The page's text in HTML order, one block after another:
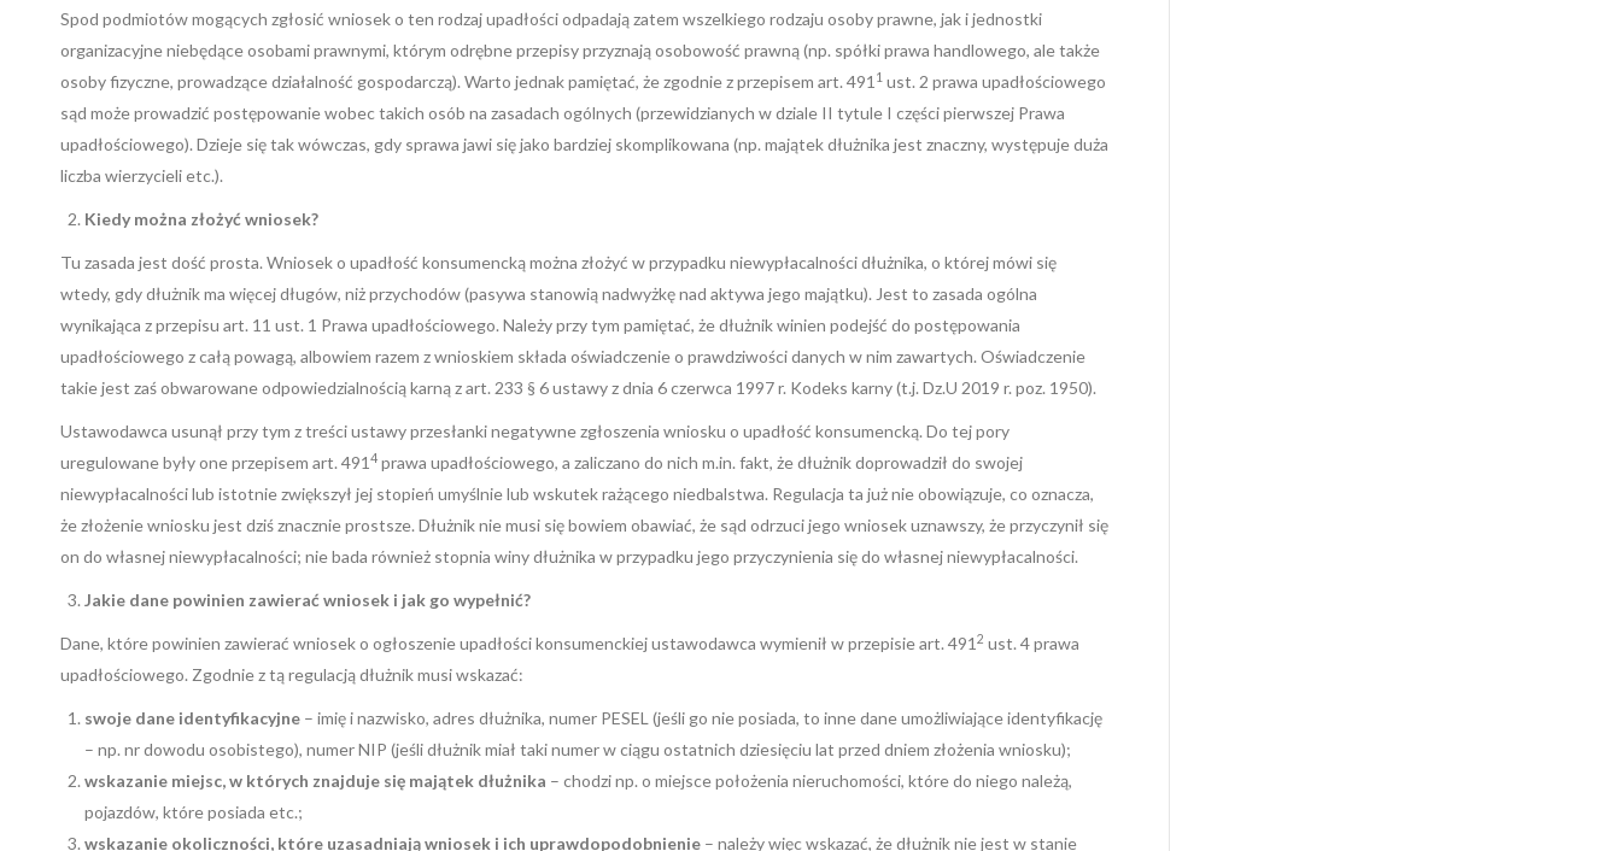
Spod podmiotów mogących zgłosić wniosek o ten rodzaj upadłości odpadają zatem wszelkiego rodzaju osoby prawne, jak i jednostki
organizacyjne niebędące osobami prawnymi, którym odrębne przepisy przyznają osobowość prawną (np. spółki prawa handlowego, ale także
osoby fizyczne, prowadzące działalność gospodarczą). Warto jednak pamiętać, że zgodnie z przepisem art. 491 1 ust. 2 prawa upadłościowego
sąd może prowadzić postępowanie wobec takich osób na zasadach ogólnych (przewidzianych w dziale II tytule I części pierwszej Prawa
upadłościowego). Dzieje się tak wówczas, gdy sprawa jawi się jako bardziej skomplikowana (np. majątek dłużnika jest znaczny, występuje duża
liczba wierzycieli etc.).
Kiedy można złożyć wniosek?
Tu zasada jest dość prosta. Wniosek o upadłość konsumencką można złożyć w przypadku niewypłacalności dłużnika, o której mówi się
wtedy, gdy dłużnik ma więcej długów, niż przychodów (pasywa stanowią nadwyżkę nad aktywa jego majątku). Jest to zasada ogólna
wynikająca z przepisu art. 11 ust. 1 Prawa upadłościowego. Należy przy tym pamiętać, że dłużnik winien podejść do postępowania
upadłościowego z całą powagą, albowiem razem z wnioskiem składa oświadczenie o prawdziwości danych w nim zawartych. Oświadczenie
takie jest zaś obwarowane odpowiedzialnością karną z art. 233 § 6 ustawy z dnia 6 czerwca 1997 r. Kodeks karny (t.j. Dz.U 2019 r. poz. 1950).
Ustawodawca usunął przy tym z treści ustawy przesłanki negatywne zgłoszenia wniosku o upadłość konsumencką. Do tej pory
uregulowane były one przepisem art. 491 4 prawa upadłościowego, a zaliczano do nich m.in. fakt, że dłużnik doprowadził do swojej
niewypłacalności lub istotnie zwiększył jej stopień umyślnie lub wskutek rażącego niedbalstwa. Regulacja ta już nie obowiązuje, co oznacza,
że złożenie wniosku jest dziś znacznie prostsze. Dłużnik nie musi się bowiem obawiać, że sąd odrzuci jego wniosek uznawszy, że przyczynił się
on do własnej niewypłacalności; nie bada również stopnia winy dłużnika w przypadku jego przyczynienia się do własnej niewypłacalności.
Jakie dane powinien zawierać wniosek i jak go wypełnić?
Dane, które powinien zawierać wniosek o ogłoszenie upadłości konsumenckiej ustawodawca wymienił w przepisie art. 491 2 ust. 4 prawa
upadłościowego. Zgodnie z tą regulacją dłużnik musi wskazać:
swoje dane identyfikacyjne – imię i nazwisko, adres dłużnika, numer PESEL (jeśli go nie posiada, to inne dane umożliwiające identyfikację
– np. nr dowodu osobistego), numer NIP (jeśli dłużnik miał taki numer w ciągu ostatnich dziesięciu lat przed dniem złożenia wniosku);
wskazanie miejsc, w których znajduje się majątek dłużnika – chodzi np. o miejsce położenia nieruchomości, które do niego należą,
pojazdów, które posiada etc.;
wskazanie okoliczności, które uzasadniają wniosek i ich uprawdopodobnienie – należy więc wskazać, że dłużnik nie jest w stanie